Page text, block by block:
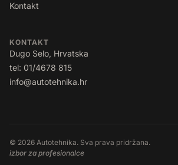
Kontakt
KONTAKT
Dugo Selo, Hrvatska
tel: 01/4678 815
info@autotehnika.hr
© 2026 Autotehnika. Sva prava pridržana.
izbor za profesionalce